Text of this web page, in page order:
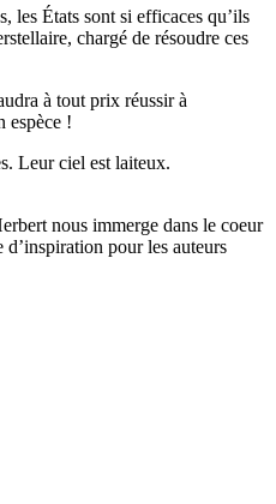
les États sont si efficaces qu’ils
chargé de résoudre ces
à tout prix réussir à
espèce !
Leur ciel est laiteux.
nous immerge dans le coeur
d’inspiration pour les auteurs